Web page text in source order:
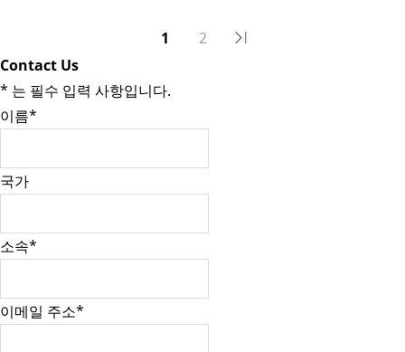
1
2
Contact Us
* 는 필수 입력 사항입니다.
이름*
국가
소속*
이메일 주소*